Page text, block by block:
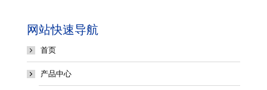
网站快速导航
首页
产品中心